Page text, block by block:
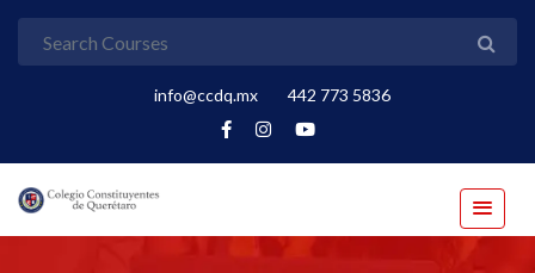
info@ccdq.mx 442 773 5836